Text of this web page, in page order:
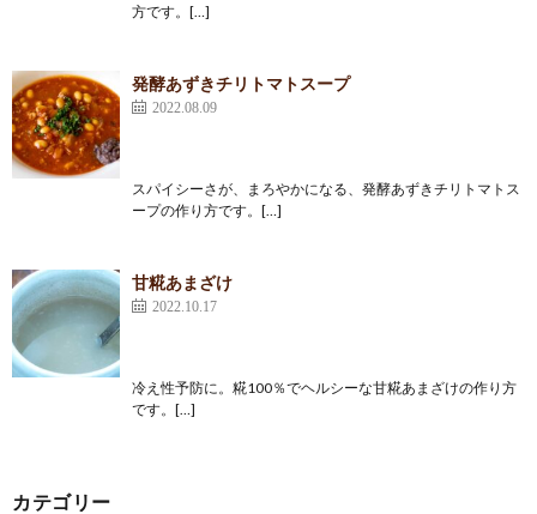
方です。[…]
発酵あずきチリトマトスープ
2022.08.09
スパイシーさが、まろやかになる、発酵あずきチリトマトス
ープの作り方です。[…]
甘糀あまざけ
2022.10.17
冷え性予防に。糀100％でヘルシーな甘糀あまざけの作り方
です。[…]
カテゴリー